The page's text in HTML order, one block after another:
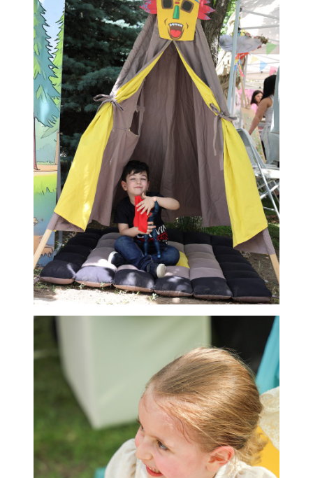
Сотрудничество
ՀԱՅԵՐԵՆ
РУССКИЙ
ENGLISH
Учебный визит
«Знак качества» EXPO 2025